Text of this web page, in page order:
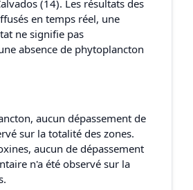
(14). Les résultats des
en temps réel, une
ne signifie pas
absence de phytoplancton
aucun dépassement de
sur la totalité des zones.
aucun de dépassement
n'a été observé sur la